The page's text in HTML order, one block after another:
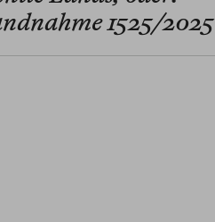
1525/2025